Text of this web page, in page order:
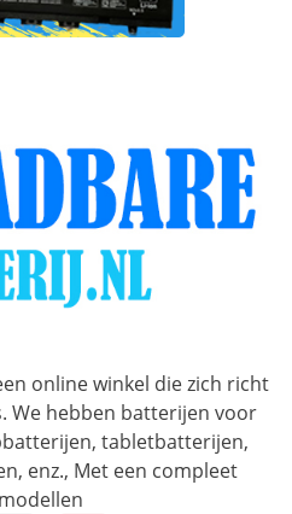
online winkel die zich richt
We hebben batterijen voor
tabletbatterijen,
enz., Met een compleet